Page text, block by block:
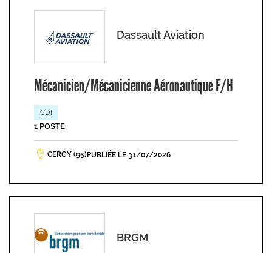
Dassault Aviation
Mécanicien/Mécanicienne Aéronautique F/H
CDI
1 POSTE
CERGY (95) PUBLIÉE LE 31/07/2026
BRGM